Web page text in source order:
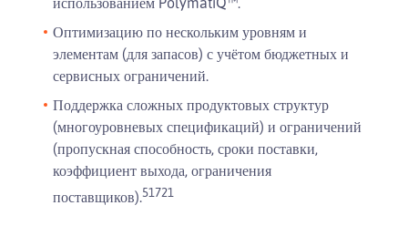
Оптимизацию по нескольким уровням и
элементам (для запасов) с учётом бюджетных и
сервисных ограничений.
Поддержка сложных продуктовых структур
(многоуровневых спецификаций) и ограничений
(пропускная способность, сроки поставки,
коэффициент выхода, ограничения
поставщиков).51721